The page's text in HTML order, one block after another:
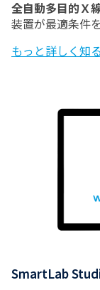
全自動多目的Ｘ
装置が最適条件
もっと詳しく知る
SmartLab